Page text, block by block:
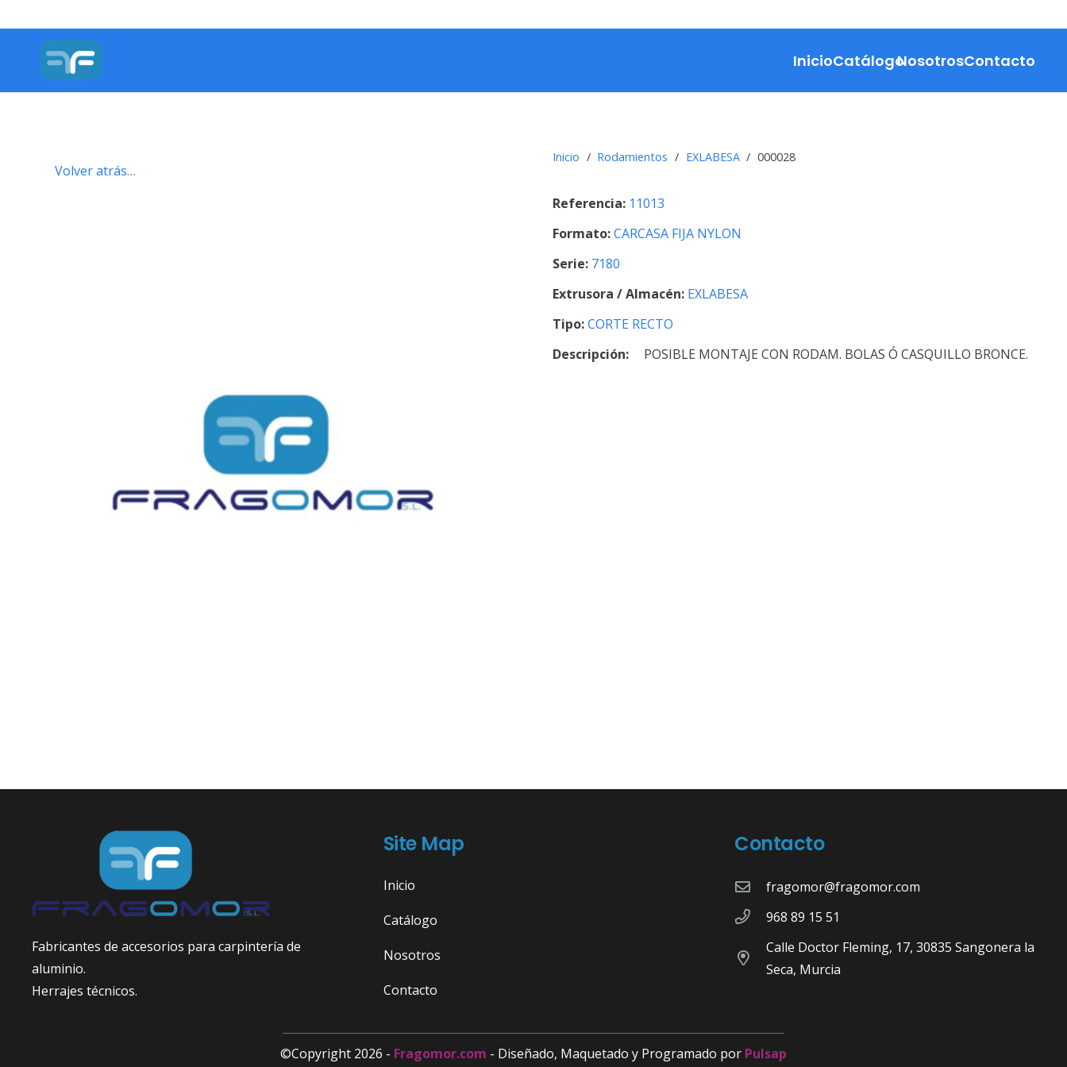
InicioCatálogoNosotrosContacto
Volver atrás…
Inicio / Rodamientos / EXLABESA / 000028
Referencia: 11013
Formato:CARCASA FIJA NYLON
Serie: 7180
Extrusora / Almacén: EXLABESA
Tipo:CORTE RECTO
Descripción:
POSIBLE MONTAJE CON RODAM. BOLAS Ó CASQUILLO BRONCE.
Fabricantes de accesorios para carpintería de
aluminio.
Herrajes técnicos.
Site Map
Inicio
Catálogo
Nosotros
Contacto
Contacto
fragomor@fragomor.com
968 89 15 51
Calle Doctor Fleming, 17, 30835 Sangonera la
Seca, Murcia
©Copyright 2026 - Fragomor.com - Diseñado, Maquetado y Programado por Pulsap